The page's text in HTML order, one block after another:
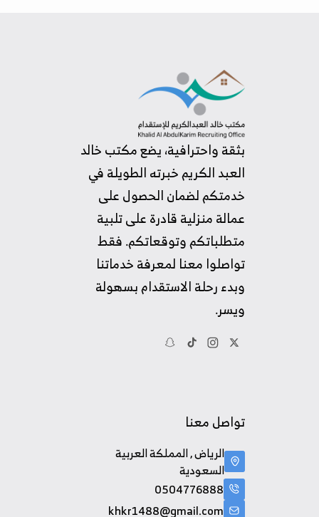
بثقة واحترافية، يضع مكتب خالد
العبد الكريم خبرته الطويلة في
خدمتكم لضمان الحصول على
عمالة منزلية قادرة على تلبية
متطلباتكم وتوقعاتكم. فقط
تواصلوا معنا لمعرفة خدماتنا
وبدء رحلة الاستقدام بسهولة
ويسر.
تواصل معنا
الرياض , المملكة العربية
السعودية
0504776888
khkr1488@gmail.com